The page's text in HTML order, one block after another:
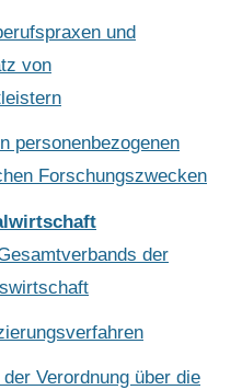
und
von
personenbezogenen
Forschungszwecken
der
Verordnung über die